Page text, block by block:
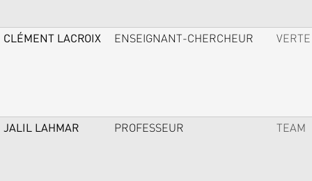
CLÉMENT LACROIX ENSEIGNANT-CHERCHEUR VERTE
JALIL LAHMAR PROFESSEUR TEAM